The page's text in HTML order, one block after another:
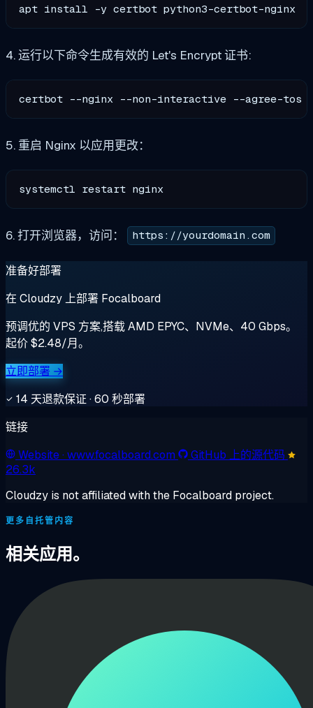
4. 运行以下命令生成有效的 Let's Encrypt 证书:
certbot --nginx --non-interactive --agree-tos
5. 重启 Nginx 以应用更改：
6. 打开浏览器，访问： https://yourdomain.com
准备好部署
在 Cloudzy 上部署 Focalboard
预调优的 VPS 方案,搭载 AMD EPYC、NVMe、40 Gbps。
起价 $2.48/月。
立即部署 →
14 天退款保证 · 60 秒部署
链接
Website· www.focalboard.com
GitHub 上的源代码
26.3k
Cloudzy is not affiliated with the Focalboard project.
更多自托管内容
相关应用。